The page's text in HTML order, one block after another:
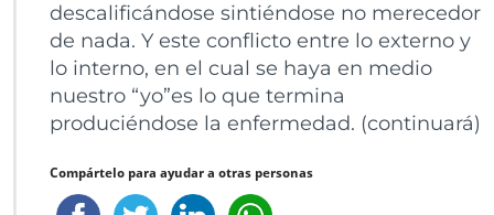
descalificándose sintiéndose no merecedor
de nada. Y este conflicto entre lo externo y
lo interno, en el cual se haya en medio
nuestro “yo”es lo que termina
produciéndose la enfermedad. (continuará)
Compártelo para ayudar a otras personas